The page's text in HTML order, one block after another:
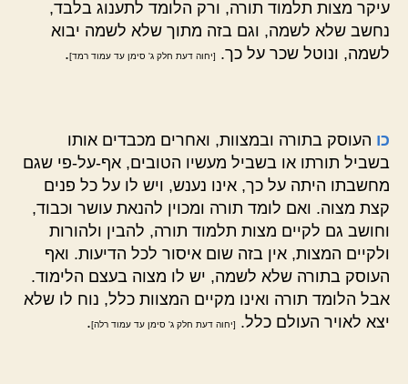
עיקר מצות תלמוד תורה, ורק הלומד לתענוג בלבד,
נחשב שלא לשמה, וגם בזה מתוך שלא לשמה יבוא
לשמה, ונוטל שכר על כך.
[יחוה דעת חלק ג' סימן עד עמוד רמד].
כו העוסק בתורה ובמצוות, ואחרים מכבדים אותו
בשביל תורתו או בשביל מעשיו הטובים, אף-על-פי שגם
מחשבתו היתה על כך, אינו נענש, ויש לו על כל פנים
קצת מצוה. ואם לומד תורה ומכוין להנאת עושר וכבוד,
וחושב גם לקיים מצות תלמוד תורה, להבין ולהורות
ולקיים המצות, אין בזה שום איסור לכל הדיעות. ואף
העוסק בתורה שלא לשמה, יש לו מצוה בעצם הלימוד.
אבל הלומד תורה ואינו מקיים המצוות כלל, נוח לו שלא
יצא לאויר העולם כלל.
[יחוה דעת חלק ג' סימן עד עמוד רלה].